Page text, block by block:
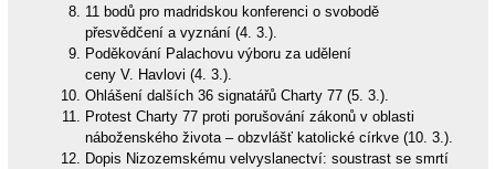
11 bodů pro madridskou konferenci o svobodě
přesvědčení a vyznání (4. 3.).
Poděkování Palachovu výboru za udělení
ceny V. Havlovi (4. 3.).
Ohlášení dalších 36 signatářů Charty 77 (5. 3.).
Protest Charty 77 proti porušování zákonů v oblasti
náboženského života – obzvlášť katolické církve (10. 3.).
Dopis Nizozemskému velvyslanectví: soustrast se smrtí